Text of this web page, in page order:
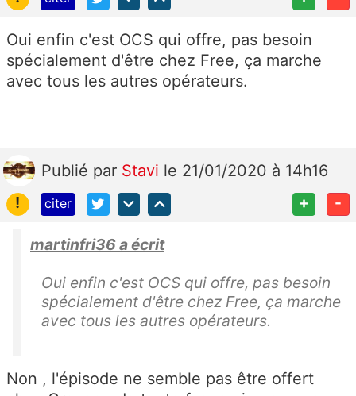
Oui enfin c'est OCS qui offre, pas besoin
spécialement d'être chez Free, ça marche
avec tous les autres opérateurs.
Publié par Stavi le 21/01/2020 à 14h16
!
citer + -
martinfri36 a écrit
Oui enfin c'est OCS qui offre, pas besoin
spécialement d'être chez Free, ça marche
avec tous les autres opérateurs.
Non , l'épisode ne semble pas être offert